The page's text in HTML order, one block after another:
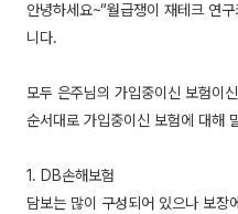
안녕하세요~“월급쟁이 재테크 연
니다.
모두 은주님의 가입중이신 보험이
순서대로 가입중이신 보험에 대해
1. DB손해보험
담보는 많이 구성되어 있으나 보장